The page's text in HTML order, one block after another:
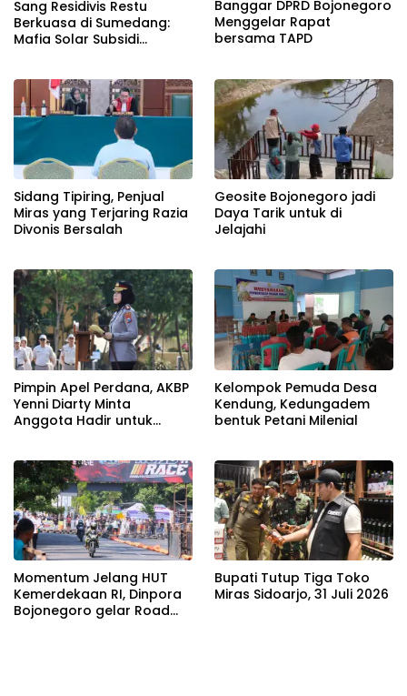
Sang Residivis Restu
Berkuasa di Sumedang:
Mafia Solar Subsidi
Bungkam
Banggar DPRD Bojonegoro
Menggelar Rapat
bersama TAPD
Sidang Tipiring, Penjual
Miras yang Terjaring Razia
Divonis Bersalah
Geosite Bojonegoro jadi
Daya Tarik untuk di
Jelajahi
Pimpin Apel Perdana, AKBP
Yenni Diarty Minta
Anggota Hadir untuk
Kelompok Pemuda Desa
Kendung, Kedungadem
bentuk Petani Milenial
Momentum Jelang HUT
Kemerdekaan RI, Dinpora
Bojonegoro gelar Road
Bupati Tutup Tiga Toko
Miras Sidoarjo, 31 Juli 2026